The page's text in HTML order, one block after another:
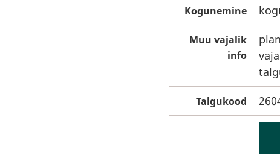
Kogunemine
Muu vajalik
info
Talgukood